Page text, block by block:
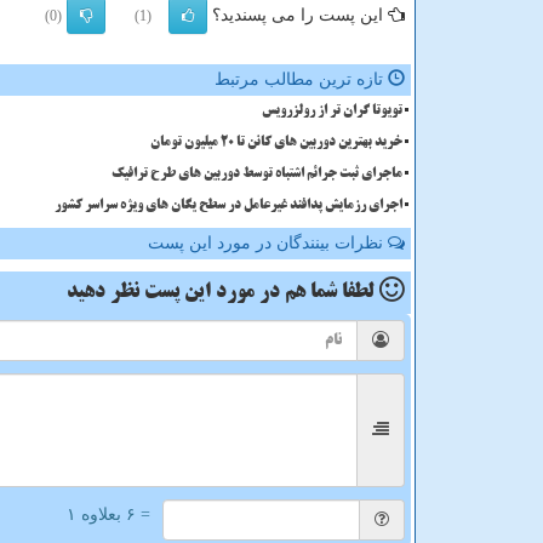
این پست را می پسندید؟ (1)
(0)
تازه ترین مطالب مرتبط
تویوتا گران تر از رولزرویس
خرید بهترین دوربین های کانن تا 20 میلیون تومان
ماجرای ثبت جرائم اشتباه توسط دوربین های طرح ترافیک
اجرای رزمایش پدافند غیرعامل در سطح یگان های ویژه سراسر کشور
نظرات بینندگان در مورد این پست
لطفا شما هم در مورد این پست نظر دهید
= ۶ بعلاوه ۱